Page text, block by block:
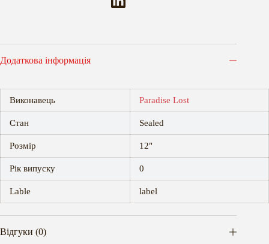
Додаткова інформація
Виконавець Paradise Lost
Стан Sealed
Розмір 12"
Рік випуску 0
Lable label
Відгуки (0)